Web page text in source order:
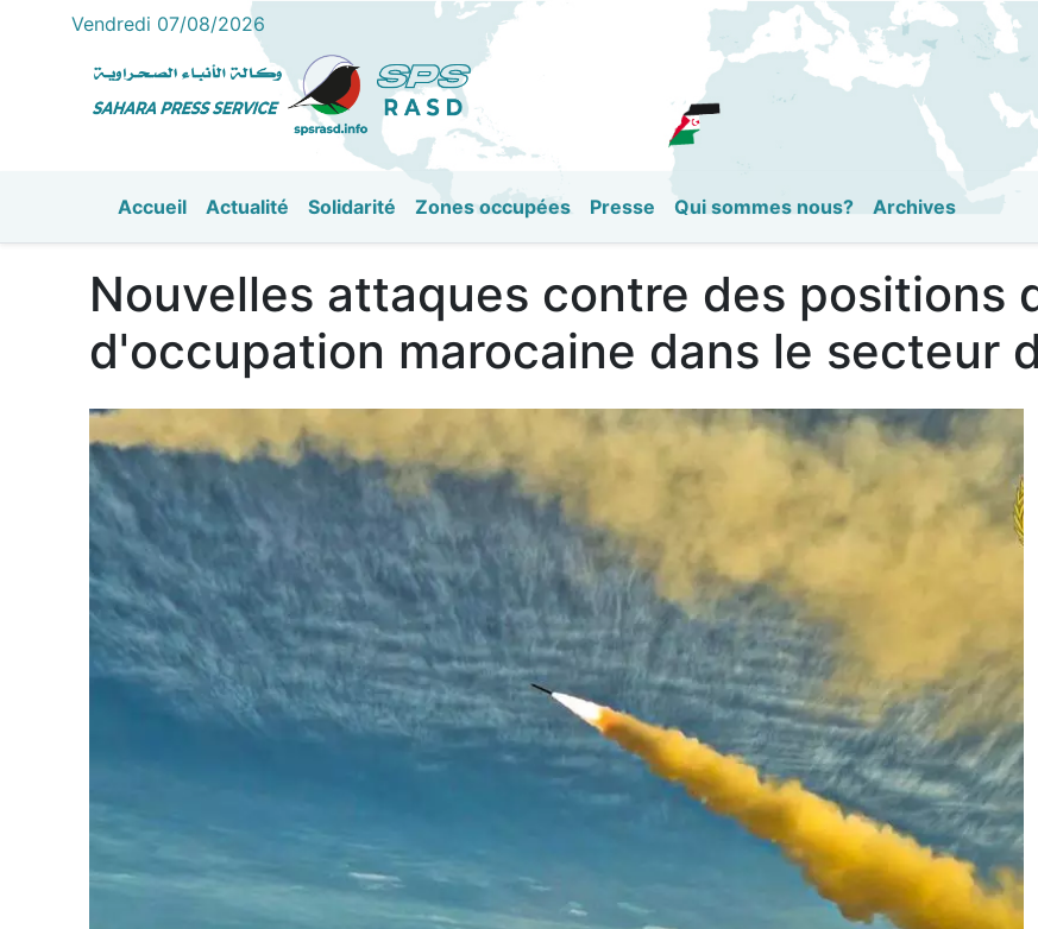
Aller
au
contenu
Vendredi 07/08/2026
Accueil Actualité Solidarité Zones occupées Presse Qui sommes nous? Archives
Nouvelles attaques contre des positions
d'occupation marocaine dans le secteur